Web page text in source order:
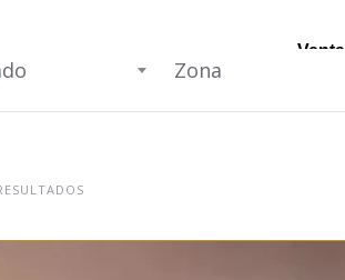
Venta
Zona